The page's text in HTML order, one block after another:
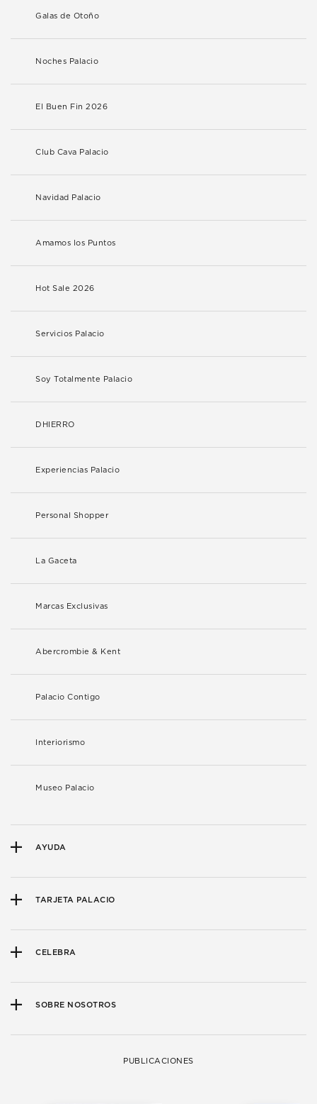
Galas de Otoño
Noches Palacio
El Buen Fin 2026
Club Cava Palacio
Navidad Palacio
Amamos los Puntos
Hot Sale 2026
Servicios Palacio
Soy Totalmente Palacio
DHIERRO
Experiencias Palacio
Personal Shopper
La Gaceta
Marcas Exclusivas
Abercrombie & Kent
Palacio Contigo
Interiorismo
Museo Palacio
AYUDA
TARJETA PALACIO
CELEBRA
SOBRE NOSOTROS
PUBLICACIONES